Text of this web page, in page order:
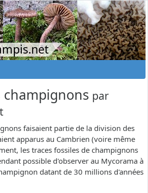
par
faisaient partie de la division des
apparus au Cambrien (voire même
les traces fossiles de champignons
possible d'observer au Mycorama à
datant de 30 millions d'années